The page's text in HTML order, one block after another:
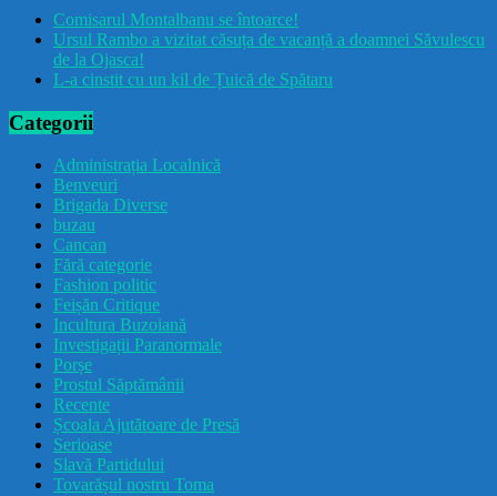
Comisarul Montalbanu se întoarce!
Ursul Rambo a vizitat căsuța de vacanță a doamnei Săvulescu
de la Ojasca!
L-a cinstit cu un kil de Țuică de Spătaru
Categorii
Administrația Localnică
Benveuri
Brigada Diverse
buzau
Cancan
Fără categorie
Fashion politic
Feișăn Critique
Incultura Buzoiană
Investigații Paranormale
Porșe
Prostul Săptămânii
Recente
Școala Ajutătoare de Presă
Serioase
Slavă Partidului
Tovarășul nostru Toma